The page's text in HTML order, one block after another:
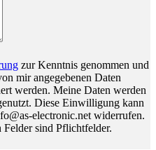
zur Kenntnis genommen und
mir angegebenen Daten
werden. Meine Daten werden
Diese Einwilligung kann
electronic.net widerrufen.
sind Pflichtfelder.